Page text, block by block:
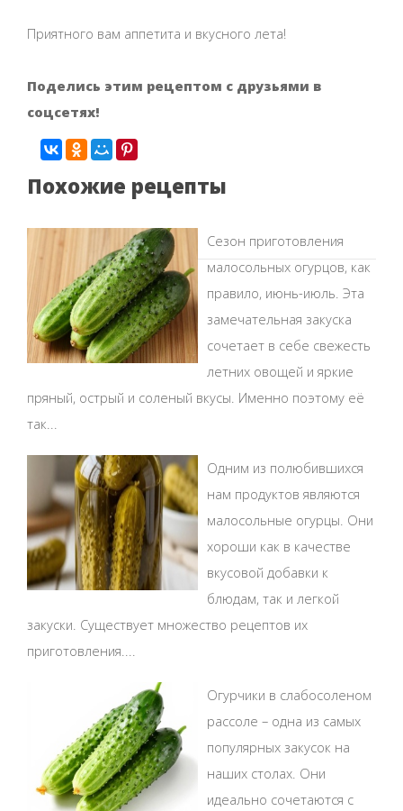
Приятного вам аппетита и вкусного лета!
Поделись этим рецептом с друзьями в
соцсетях!
Похожие рецепты
Сезон приготовления
малосольных огурцов, как
правило, июнь-июль. Эта
замечательная закуска
сочетает в себе свежесть
летних овощей и яркие
пряный, острый и соленый вкусы. Именно поэтому её
так...
Одним из полюбившихся
нам продуктов являются
малосольные огурцы. Они
хороши как в качестве
вкусовой добавки к
блюдам, так и легкой
закуски. Существует множество рецептов их
приготовления....
Огурчики в слабосоленом
рассоле – одна из самых
популярных закусок на
наших столах. Они
идеально сочетаются с